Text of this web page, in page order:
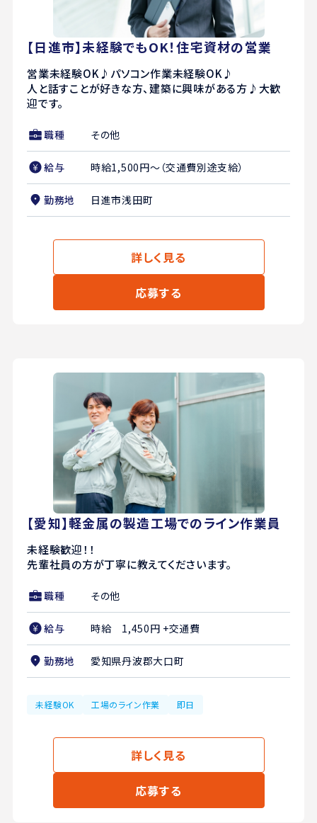
【日進市】未経験でもOK！住宅資材の営業
営業未経験OK♪パソコン作業未経験OK♪
人と話すことが好きな方、建築に興味がある方♪大歓
迎です。
職種 その他
給与 時給1,500円～（交通費別途支給）
勤務地 日進市浅田町
詳しく見る
応募する
【愛知】軽金属の製造工場でのライン作業員
未経験歓迎！！
先輩社員の方が丁寧に教えてくださいます。
職種 その他
給与 時給 1,450円 +交通費
勤務地 愛知県丹波郡大口町
未経験OK 工場のライン作業 即日
詳しく見る
応募する